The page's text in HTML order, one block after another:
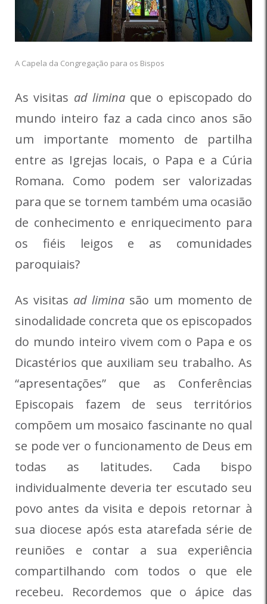
A Capela da Congregação para os Bispos
As visitas ad liminaque o episcopado do
mundo inteiro faz a cada cinco anos são
um importante momento de partilha
entre as Igrejas locais, o Papa e a Cúria
Romana. Como podem ser valorizadas
para que se tornem também uma ocasião
de conhecimento e enriquecimento para
os fiéis leigos e as comunidades
paroquiais?
As visitas ad limina são um momento de
sinodalidade concreta que os episcopados
do mundo inteiro vivem com o Papa e os
Dicastérios que auxiliam seu trabalho. As
“apresentações” que as Conferências
Episcopais fazem de seus territórios
compõem um mosaico fascinante no qual
se pode ver o funcionamento de Deus em
todas as latitudes. Cada bispo
individualmente deveria ter escutado seu
povo antes da visita e depois retornar à
sua diocese após esta atarefada série de
reuniões e contar a sua experiência
compartilhando com todos o que ele
recebeu. Recordemos que o ápice das